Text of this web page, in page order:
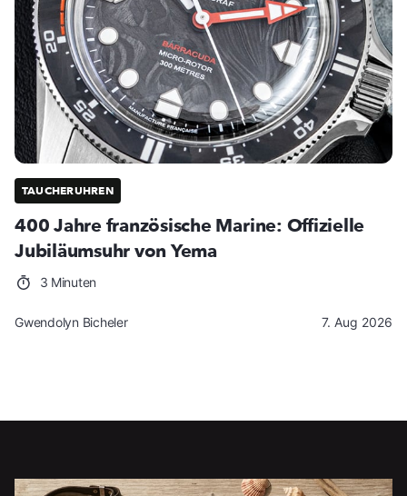
TAUCHERUHREN
400 Jahre französische Marine: Offizielle
Jubiläumsuhr von Yema
3 Minuten
Gwendolyn Bicheler 7. Aug 2026